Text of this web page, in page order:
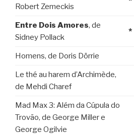
Robert Zemeckis
Entre Dois Amores, de
Sidney Pollack
*
Homens, de Doris Dörrie
Le thé au harem d’Archimède,
de Mehdi Charef
Mad Max 3: Além da Cúpula do
Trovão, de George Miller e
George Ogilvie